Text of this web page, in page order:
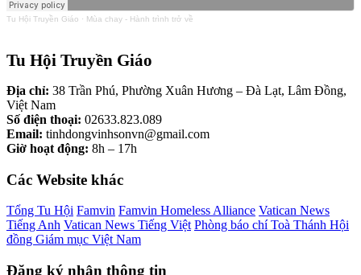
Tu Hội Truyền Giáo · Mùa chay - Hành trình trở về
Tu Hội Truyền Giáo
Địa chỉ: 38 Trần Phú, Phường Xuân Hương – Đà Lạt, Lâm Đồng,
Việt Nam
Số điện thoại: 02633.823.089
Email: tinhdongvinhsonvn@gmail.com
Giờ hoạt động: 8h – 17h
Các Website khác
Tổng Tu Hội Famvin Famvin Homeless Alliance Vatican News
Tiếng Anh Vatican News Tiếng Việt Phòng báo chí Toà Thánh Hội
đồng Giám mục Việt Nam
Đăng ký nhận thông tin